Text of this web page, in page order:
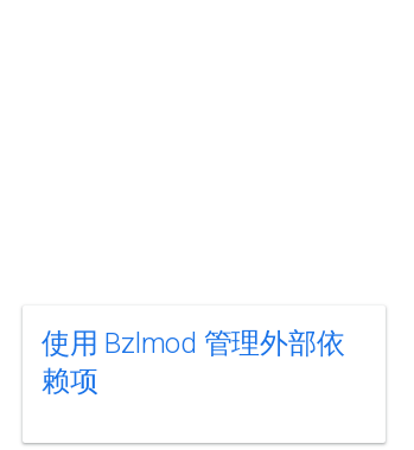
使用 Bzlmod 管理外部依
赖项